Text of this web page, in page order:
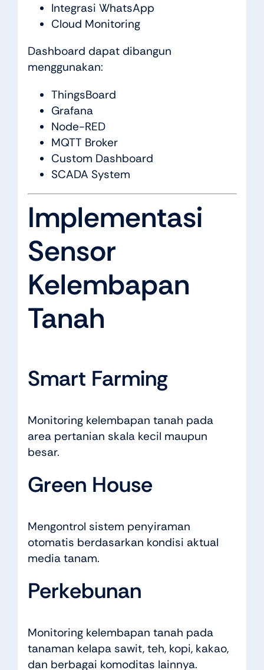
Integrasi WhatsApp
Cloud Monitoring
Dashboard dapat dibangun
menggunakan:
ThingsBoard
Grafana
Node-RED
MQTT Broker
Custom Dashboard
SCADA System
Implementasi
Sensor
Kelembapan
Tanah
Smart Farming
Monitoring kelembapan tanah pada
area pertanian skala kecil maupun
besar.
Green House
Mengontrol sistem penyiraman
otomatis berdasarkan kondisi aktual
media tanam.
Perkebunan
Monitoring kelembapan tanah pada
tanaman kelapa sawit, teh, kopi, kakao,
dan berbagai komoditas lainnya.